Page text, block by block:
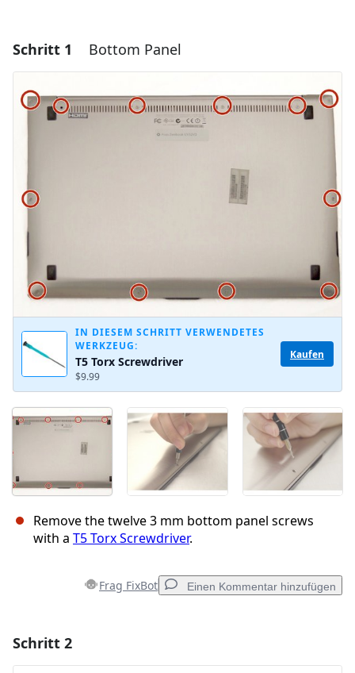
Schritt 1 Bottom Panel
IN DIESEM SCHRITT VERWENDETES
WERKZEUG:
T5 Torx Screwdriver
$9.99
Kaufen
Remove the twelve 3 mm bottom panel screws
with a T5 Torx Screwdriver.
Frag FixBot Einen Kommentar hinzufügen
Schritt 2